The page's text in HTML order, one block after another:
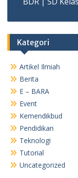
Kategori
Artikel Ilmiah
Berita
E – BARA
Event
Kemendikbud
Pendidikan
Teknologi
Tutorial
Uncategorized